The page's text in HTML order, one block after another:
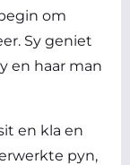
om
Sy geniet
en haar man
en kla en
pyn,